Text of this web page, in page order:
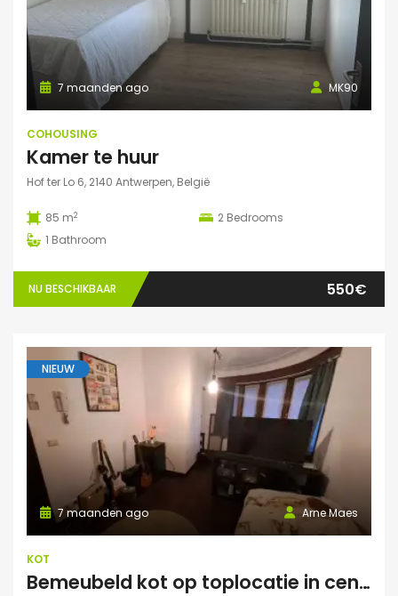
MK90
7 maanden ago
COHOUSING
Kamer te huur
Hof ter Lo 6, 2140 Antwerpen, België
85 m2 2 Bedrooms
1 Bathroom
NU BESCHIKBAAR 550€
NIEUW
Arne Maes
7 maanden ago
KOT
Bemeubeld kot op toplocatie in centrum Mechelen met privédouche, dakterras en lavabo